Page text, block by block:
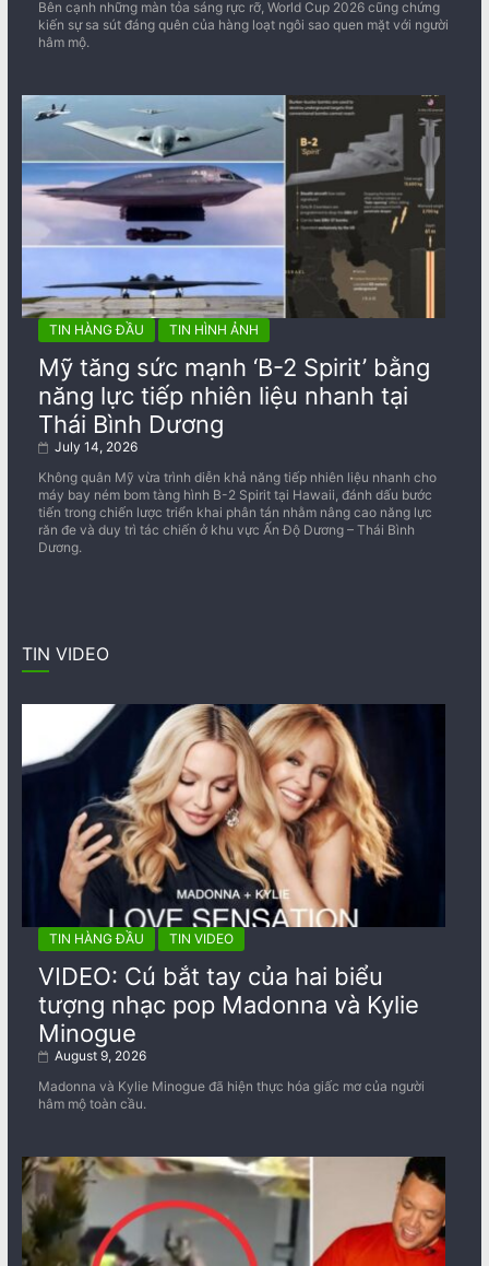
Bên cạnh những màn tỏa sáng rực rỡ, World Cup 2026 cũng chứng
kiến sự sa sút đáng quên của hàng loạt ngôi sao quen mặt với người
hâm mộ.
TIN HÀNG ĐẦU TIN HÌNH ẢNH
Mỹ tăng sức mạnh ‘B-2 Spirit’ bằng
năng lực tiếp nhiên liệu nhanh tại
Thái Bình Dương
July 14, 2026
Không quân Mỹ vừa trình diễn khả năng tiếp nhiên liệu nhanh cho
máy bay ném bom tàng hình B-2 Spirit tại Hawaii, đánh dấu bước
tiến trong chiến lược triển khai phân tán nhằm nâng cao năng lực
răn đe và duy trì tác chiến ở khu vực Ấn Độ Dương – Thái Bình
Dương.
TIN VIDEO
TIN HÀNG ĐẦU TIN VIDEO
VIDEO: Cú bắt tay của hai biểu
tượng nhạc pop Madonna và Kylie
Minogue
August 9, 2026
Madonna và Kylie Minogue đã hiện thực hóa giấc mơ của người
hâm mộ toàn cầu.